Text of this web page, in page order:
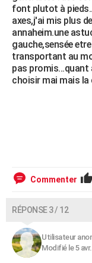
font plutot à
axes,j'ai mis plus
annaheim.une
gauche,sensée
transportant au
pas promis...quant
choisir mai mais la
Commenter
RÉPONSE 3 / 12
Utilisateur
Modifié le 5